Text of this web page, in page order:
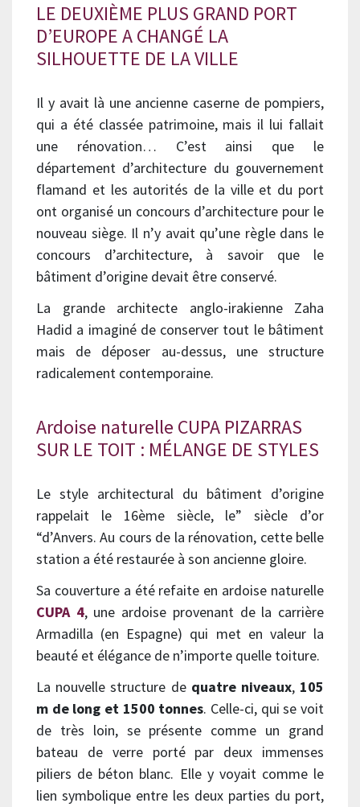
LE DEUXIÈME PLUS GRAND PORT
D’EUROPE A CHANGÉ LA
SILHOUETTE DE LA VILLE
Il y avait là une ancienne caserne de pompiers,
qui a été classée patrimoine, mais il lui fallait
une rénovation… C’est ainsi que le
département d’architecture du gouvernement
flamand et les autorités de la ville et du port
ont organisé un concours d’architecture pour le
nouveau siège. Il n’y avait qu’une règle dans le
concours d’architecture, à savoir que le
bâtiment d’origine devait être conservé.
La grande architecte anglo-irakienne Zaha
Hadid a imaginé de conserver tout le bâtiment
mais de déposer au-dessus, une structure
radicalement contemporaine.
Ardoise naturelle CUPA PIZARRAS
SUR LE TOIT : MÉLANGE DE STYLES
Le style architectural du bâtiment d’origine
rappelait le 16ème siècle, le” siècle d’or
“d’Anvers. Au cours de la rénovation, cette belle
station a été restaurée à son ancienne gloire.
Sa couverture a été refaite en ardoise naturelle
CUPA 4, une ardoise provenant de la carrière
Armadilla (en Espagne) qui met en valeur la
beauté et élégance de n’importe quelle toiture.
La nouvelle structure de quatre niveaux, 105
m de long et 1500 tonnes. Celle-ci, qui se voit
de très loin, se présente comme un grand
bateau de verre porté par deux immenses
piliers de béton blanc. Elle y voyait comme le
lien symbolique entre les deux parties du port,